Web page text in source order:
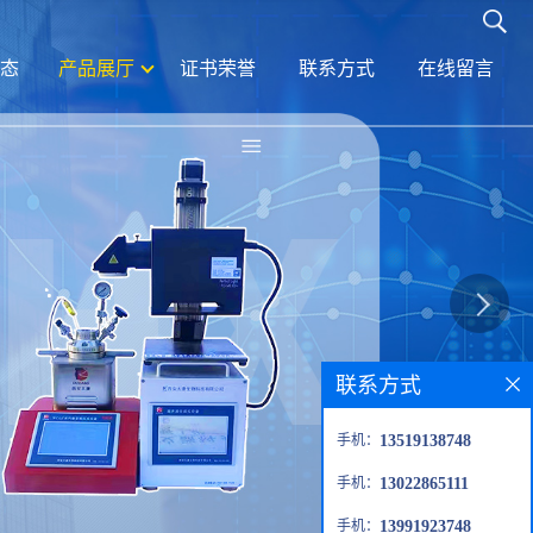
产品展厅 证书荣誉 联系方式 在线留言
联系方式
手机： 13519138748
手机： 13022865111
手机： 13991923748